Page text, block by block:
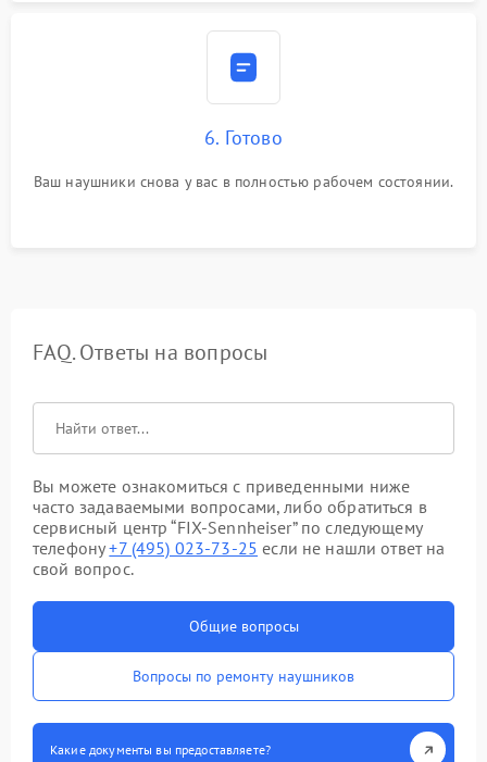
6. Готово
Ваш наушники снова у вас в полностью рабочем состоянии.
FAQ. Ответы на вопросы
Вы можете ознакомиться с приведенными ниже
часто задаваемыми вопросами, либо обратиться в
сервисный центр “FIX-Sennheiser” по следующему
телефону+7 (495) 023-73-25 если не нашли ответ на
свой вопрос.
Общие вопросы
Вопросы по ремонту наушников
Какие документы вы предоставляете?